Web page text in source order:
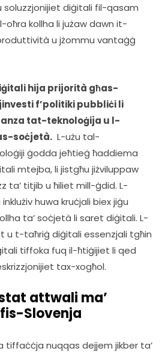
soluzzjonijiet diġitali fil-qasam
kollha li jużaw dawn it-
u jżommu vantaġġ
hija prijorità għas-
f’politiki pubbliċi li
tat-teknoloġija u l-
soċjetà.
  L-użu tal-
ġodda jeħtieġ ħaddiema
mtejba, li jistgħu jiżviluppaw
ta’ titjib u ħiliet mill-ġdid. L-
huwa kruċjali biex jiġu
ta’ soċjetà li saret diġitali. L-
u t-taħriġ diġitali essenzjali tgħin
tiffoka fuq il-ħtiġijiet li qed
tax-xogħol.
attwali ma’
Slovenja
tiffaċċja nuqqas dejjem jikber ta’